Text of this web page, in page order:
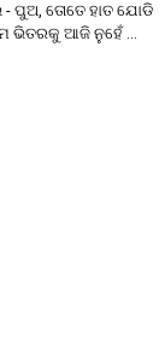
- ପୁଅ, ତୋତେ ହାତ ଯୋଡି
ଭିତରକୁ ଆଜି ନୁହେଁ ...